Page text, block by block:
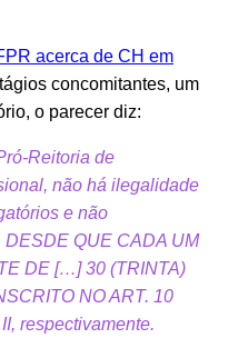
acerca de CH em
concomitantes, um
o parecer diz:
Reitoria de
não há ilegalidade
e não
QUE CADA UM
DE […] 30 (TRINTA)
NO ART. 10
respectivamente.